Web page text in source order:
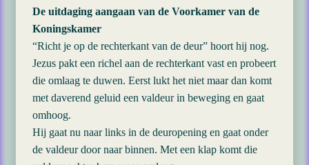
De uitdaging aangaan van de Voorkamer van de
Koningskamer
“Richt je op de rechterkant van de deur” hoort hij nog.
Jezus pakt een richel aan de rechterkant vast en probeert
die omlaag te duwen. Eerst lukt het niet maar dan komt
met daverend geluid een valdeur in beweging en gaat
omhoog.
Hij gaat nu naar links in de deuropening en gaat onder
de valdeur door naar binnen. Met een klap komt die